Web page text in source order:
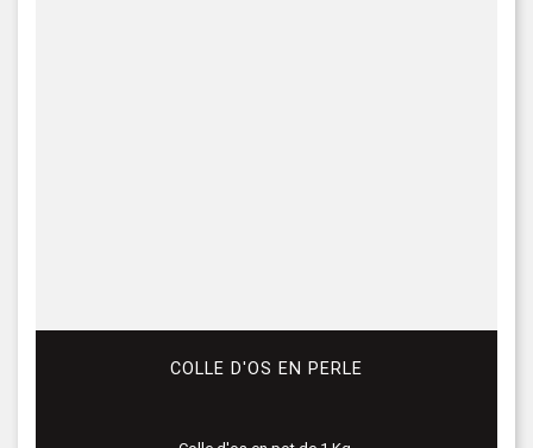
COLLE D'OS EN PERLE